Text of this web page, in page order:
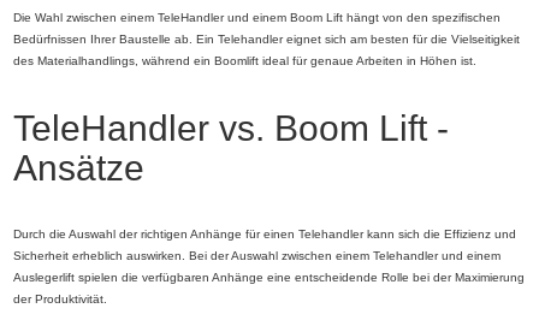
Die Wahl zwischen einem TeleHandler und einem Boom Lift hängt von den spezifischen
Bedürfnissen Ihrer Baustelle ab. Ein Telehandler eignet sich am besten für die Vielseitigkeit
des Materialhandlings, während ein Boomlift ideal für genaue Arbeiten in Höhen ist.
TeleHandler vs. Boom Lift -
Ansätze
Durch die Auswahl der richtigen Anhänge für einen Telehandler kann sich die Effizienz und
Sicherheit erheblich auswirken. Bei der Auswahl zwischen einem Telehandler und einem
Auslegerlift spielen die verfügbaren Anhänge eine entscheidende Rolle bei der Maximierung
der Produktivität.